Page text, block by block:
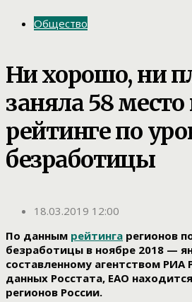
Общество
Ни хорошо, ни
заняла 58 место
рейтинге по
безработицы
18.03.2019 12:00
По данным рейтинга регионов
безработицы в ноябре 2018 —
составленному агентством РИА
данных Росстата, ЕАО
регионов России.